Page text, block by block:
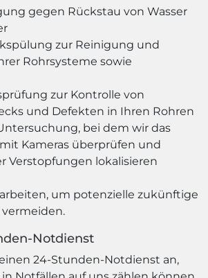
gegen Rückstau von Wasser
zur Reinigung und
Rohrsysteme sowie
zur Kontrolle von
und Defekten in Ihren Rohren
bei dem wir das
Kameras überprüfen und
Verstopfungen lokalisieren
um potenzielle zukünftige
Notdienst
24-Stunden-Notdienst an,